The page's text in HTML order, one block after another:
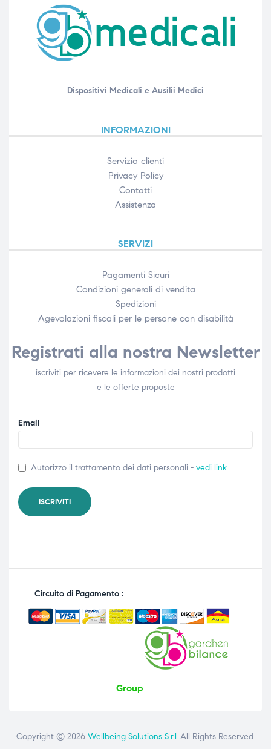
Dispositivi Medicali e Ausilii Medici
INFORMAZIONI
Servizio clienti
Privacy Policy
Contatti
Assistenza
SERVIZI
Pagamenti Sicuri
Condizioni generali di vendita
Spedizioni
Agevolazioni fiscali per le persone con disabilità​
Registrati alla nostra Newsletter
iscriviti per ricevere le informazioni dei nostri prodotti
e le offerte proposte
Email
Autorizzo il trattamento dei dati personali - vedi link
Circuito di Pagamento :
Group
Copyright © 2026 Wellbeing Solutions S.r.l..All Rights Reserved.